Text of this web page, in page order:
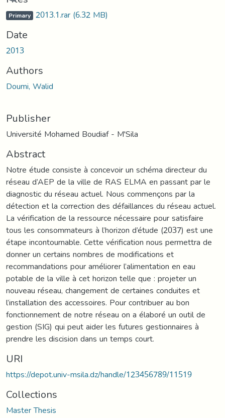
Primary 2013.1.rar(6.32 MB)
Date
2013
Authors
Doumi, Walid
Publisher
Université Mohamed Boudiaf - M'Sila
Abstract
Notre étude consiste à concevoir un schéma directeur du
réseau d’AEP de la ville de RAS ELMA en passant par le
diagnostic du réseau actuel. Nous commençons par la
détection et la correction des défaillances du réseau actuel.
La vérification de la ressource nécessaire pour satisfaire
tous les consommateurs à l’horizon d’étude (2037) est une
étape incontournable. Cette vérification nous permettra de
donner un certains nombres de modifications et
recommandations pour améliorer l’alimentation en eau
potable de la ville à cet horizon telle que : projeter un
nouveau réseau, changement de certaines conduites et
l’installation des accessoires. Pour contribuer au bon
fonctionnement de notre réseau on a élaboré un outil de
gestion (SIG) qui peut aider les futures gestionnaires à
prendre les discision dans un temps court.
URI
https://depot.univ-msila.dz/handle/123456789/11519
Collections
Master Thesis